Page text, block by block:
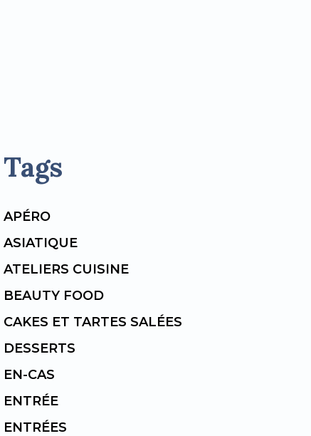
Tags
APÉRO
ASIATIQUE
ATELIERS CUISINE
BEAUTY FOOD
CAKES ET TARTES SALÉES
DESSERTS
EN-CAS
ENTRÉE
ENTRÉES